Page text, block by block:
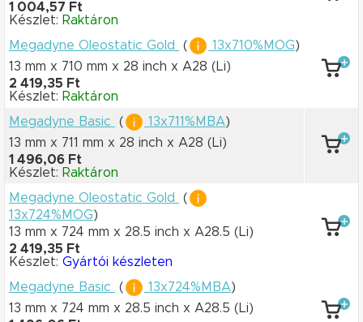
1 004,57 Ft
Készlet: Raktáron
Megadyne Oleostatic Gold
( 13x710%MOG)
13 mm x 710 mm x 28 inch x A28 (Li)
2 419,35 Ft
Készlet: Raktáron
Megadyne Basic
( 13x711%MBA)
13 mm x 711 mm x 28 inch x A28 (Li)
1 496,06 Ft
Készlet: Raktáron
Megadyne Oleostatic Gold
(
13x724%MOG)
13 mm x 724 mm x 28.5 inch x A28.5 (Li)
2 419,35 Ft
Készlet: Gyártói készleten
Megadyne Basic
( 13x724%MBA)
13 mm x 724 mm x 28.5 inch x A28.5 (Li)